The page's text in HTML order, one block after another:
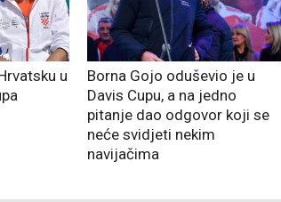
u
Borna Gojo oduševio je u
Davis Cupu, a na jedno
pitanje dao odgovor koji se
neće svidjeti nekim
navijačima